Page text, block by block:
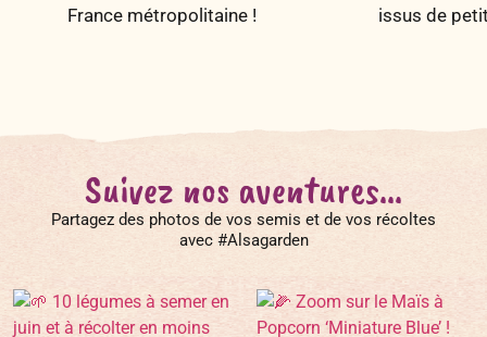
France métropolitaine !
issus de
Suivez nos aventures...
Partagez des photos de vos semis et de vos récoltes
avec #Alsagarden